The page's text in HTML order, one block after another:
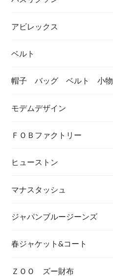
アビレックス
ベルト
帽子 バッグ ベルト 小物
モデムデザイン
ＦＯＢファクトリー
ヒューストン
マナスタッシュ
ジャパンブルージーンズ
春ジャケット&コート
ＺＯＯ ズー財布